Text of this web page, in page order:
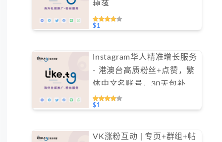
掉落
$1
Instagram华人精准增长服务
- 港澳台高质粉丝+点赞，繁
体中文名账号，30天包补保
障（不支持免费测试）
$1
VK涨粉互动 | 专页+群组+帖